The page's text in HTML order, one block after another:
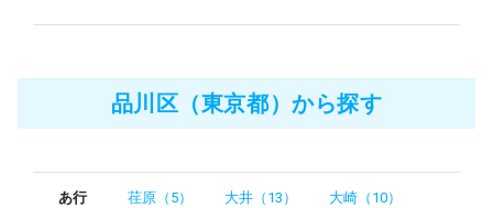
品川区（東京都）から探す
あ行 荏原（5） 大井（13） 大崎（10）